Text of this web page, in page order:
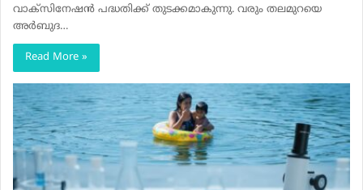
വാക്‌സിനേഷൻ പദ്ധതിക്ക് തുടക്കമാകുന്നു. വരും തലമുറയെ
അർബുദ…
Read More »